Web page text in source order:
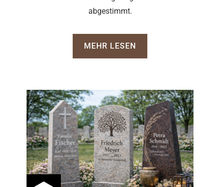
abgestimmt.
MEHR LESEN